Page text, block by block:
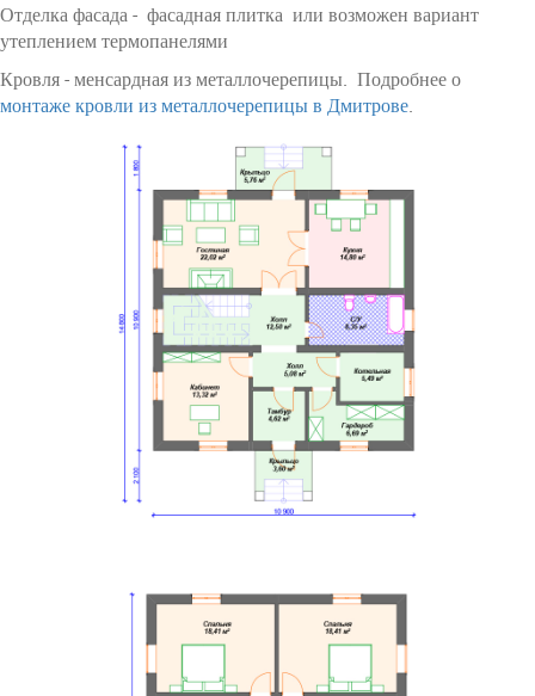
Отделка фасада - фасадная плитка или возможен вариант
утеплением термопанелями
Кровля - менсардная из металлочерепицы. Подробнее о
монтаже кровли из металлочерепицы в Дмитрове.